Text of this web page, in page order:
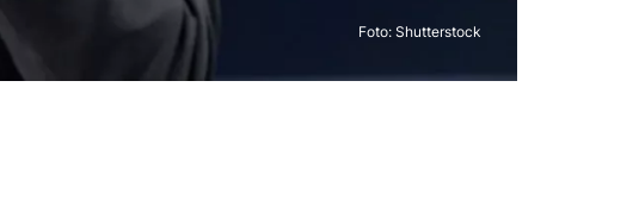
Foto: Shutterstock